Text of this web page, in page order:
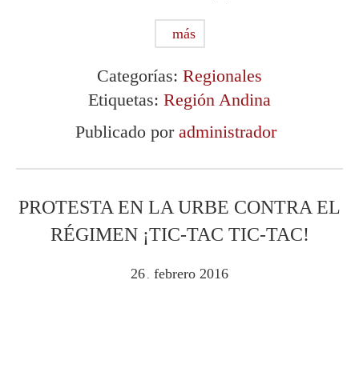
más
Categorías: Regionales
Etiquetas: Región Andina
Publicado por administrador
PROTESTA EN LA URBE CONTRA EL
RÉGIMEN ¡TIC-TAC TIC-TAC!
26 febrero 2016